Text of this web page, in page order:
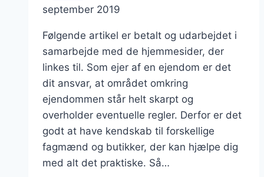
september 2019
Følgende artikel er betalt og udarbejdet i
samarbejde med de hjemmesider, der
linkes til. Som ejer af en ejendom er det
dit ansvar, at området omkring
ejendommen står helt skarpt og
overholder eventuelle regler. Derfor er det
godt at have kendskab til forskellige
fagmænd og butikker, der kan hjælpe dig
med alt det praktiske. Så…